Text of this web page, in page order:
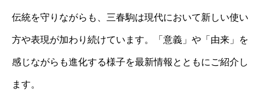
伝統を守りながらも、三春駒は現代において新しい使い
方や表現が加わり続けています。「意義」や「由来」を
感じながらも進化する様子を最新情報とともにご紹介し
ます。